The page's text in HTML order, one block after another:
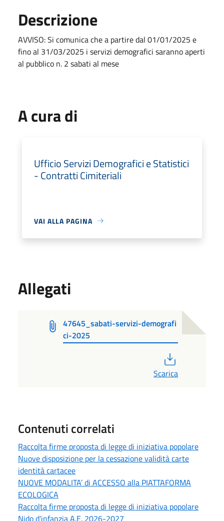
Descrizione
AVVISO: Si comunica che a partire dal 01/01/2025 e
fino al 31/03/2025 i servizi demografici saranno aperti
al pubblico n. 2 sabati al mese
A cura di
Ufficio Servizi Demografici e Statistici
- Contratti Cimiteriali
VAI ALLA PAGINA
Allegati
47645_sabati-servizi-demografi
ci-2025
Scarica
Contenuti correlati
Raccolta firme proposta di legge di iniziativa popolare
Nuove disposizione per la cessazione validità carte
identità cartacee
NUOVE MODALITA’ di ACCESSO alla PIATTAFORMA
ECOLOGICA
Raccolta firme proposta di legge di iniziativa popolare
Nido d'infanzia A.E. 2026-2027